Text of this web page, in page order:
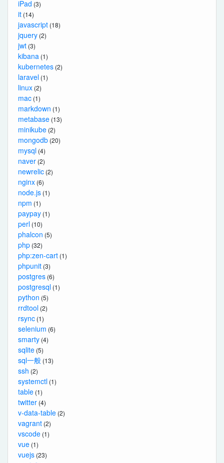
iPad (3)
it (14)
javascript (18)
jquery (2)
jwt (3)
kibana (1)
kubernetes (2)
laravel (1)
linux (2)
mac (1)
markdown (1)
metabase (13)
minikube (2)
mongodb (20)
mysql (4)
naver (2)
newrelic (2)
nginx (6)
node.js (1)
npm (1)
paypay (1)
perl (10)
phalcon (5)
php (32)
php:zen-cart (1)
phpunit (3)
postgres (6)
postgresql (1)
python (5)
rrdtool (2)
rsync (1)
selenium (6)
smarty (4)
sqlite (5)
sql一般 (13)
ssh (2)
systemctl (1)
table (1)
twitter (4)
v-data-table (2)
vagrant (2)
vscode (1)
vue (1)
vuejs (23)